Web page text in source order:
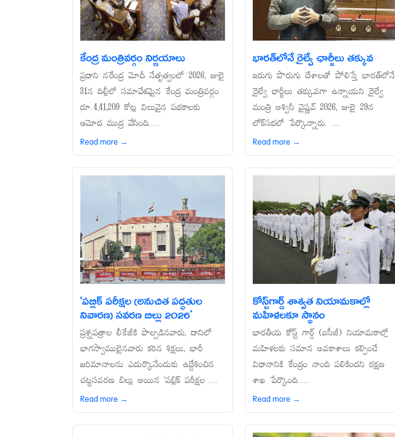
కేంద్ర మంత్రివర్గం నిర్ణయాలు
ప్రధాని నరేంద్ర మోదీ నేతృత్వంలో 2026, జులై
31న దిల్లీలో సమావేశమైన కేంద్ర మంత్రివర్గం
రూ.4,41,209 కోట్ల విలువైన పథకాలకు
ఆమోద ముద్ర వేసింది....
Read more →
భారత్‌లోనే రైల్వే ఛార్జీలు తక్కువ
ఇరుగు పొరుగు దేశాలతో పోలిస్తే భారత్‌లోనే
రైల్వే ఛార్జీలు తక్కువగా ఉన్నాయని రైల్వే
మంత్రి అశ్వినీ వైష్ణవ్‌ 2026, జులై 29న
లోక్‌సభలో పేర్కొన్నారు. ...
Read more →
‘పబ్లిక్‌ పరీక్షల (అనుచిత పద్ధతుల
నివారణ) సవరణ బిల్లు 2026’
ప్రశ్నపత్రాల లీకేజీకి పాల్పడినవారు, దానిలో
భాగస్వాములైనవారు కఠిన శిక్షలు, భారీ
జరిమానాలను ఎదుర్కొనేందుకు ఉద్దేశించిన
చట్టసవరణ బిల్లు అయిన ‘పబ్లిక్‌ పరీక్షల ...
Read more →
కోస్ట్‌గార్డ్‌ శాశ్వత నియామకాల్లో
మహిళలకూ స్థానం
భారతీయ కోస్ట్‌ గార్డ్‌ (ఐసీజీ) నియామకాల్లో
మహిళలకు సమాన అవకాశాలు కల్పించే
విధానానికి కేంద్రం నాంది పలికిందని రక్షణ
శాఖ పేర్కొంది....
Read more →